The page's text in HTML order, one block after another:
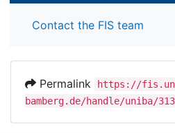
verbindet mehrere sachlich
Contact the FIS team
Permalink
https://
bamberg.de/handle/uniba/